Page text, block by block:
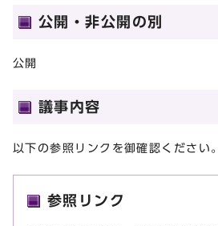
公開・非公開の別
公開
議事内容
以下の参照リンクを御確認ください。
参照リンク